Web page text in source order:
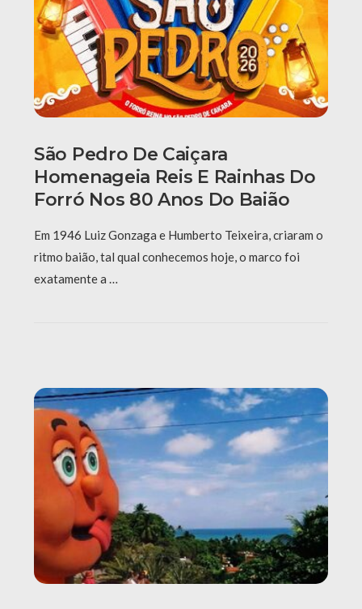
São Pedro De Caiçara
Homenageia Reis E Rainhas Do
Forró Nos 80 Anos Do Baião
Em 1946 Luiz Gonzaga e Humberto Teixeira, criaram o
ritmo baião, tal qual conhecemos hoje, o marco foi
exatamente a …